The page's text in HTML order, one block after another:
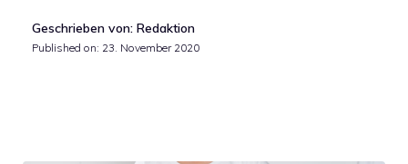
Geschrieben von: Redaktion
Published on: 23. November 2020